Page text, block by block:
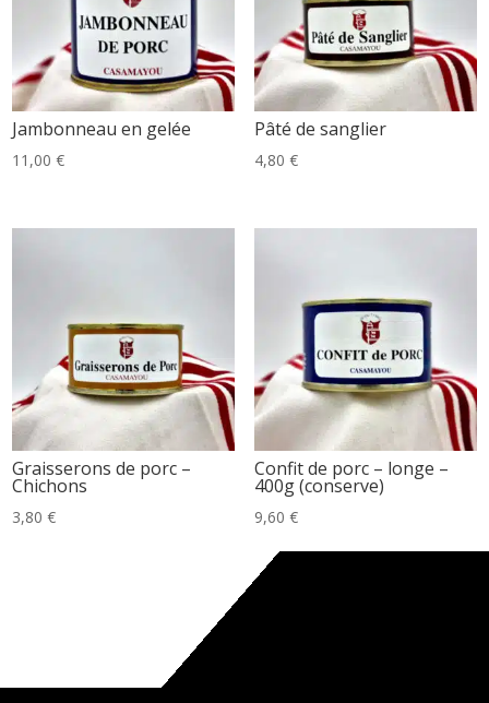
Jambonneau en gelée
11,00€
Pâté de sanglier
4,80 €
Graisserons de porc –
Chichons
3,80€
Confit de porc – longe –
400g (conserve)
9,60 €